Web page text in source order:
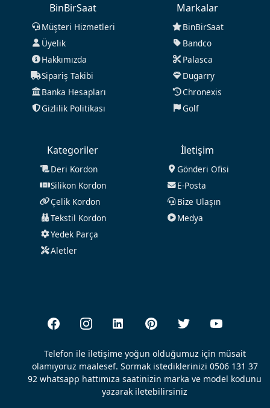
BinBirSaat
Müşteri Hizmetleri
Üyelik
Hakkımızda
Sipariş Takibi
Banka Hesapları
Gizlilik Politikası
Markalar
BinBirSaat
Bandco
Palasca
Dugarry
Chronexis
Golf
Kategoriler
Deri Kordon
Silikon Kordon
Çelik Kordon
Tekstil Kordon
Yedek Parça
Aletler
İletişim
Gönderi Ofisi
E-Posta
Bize Ulaşın
Medya
Telefon ile iletişime yoğun olduğumuz için müsait
olamıyoruz maalesef. Sormak istediklerinizi 0506 131 37
92 whatsapp hattımıza saatinizin marka ve model kodunu
yazarak iletebilirsiniz